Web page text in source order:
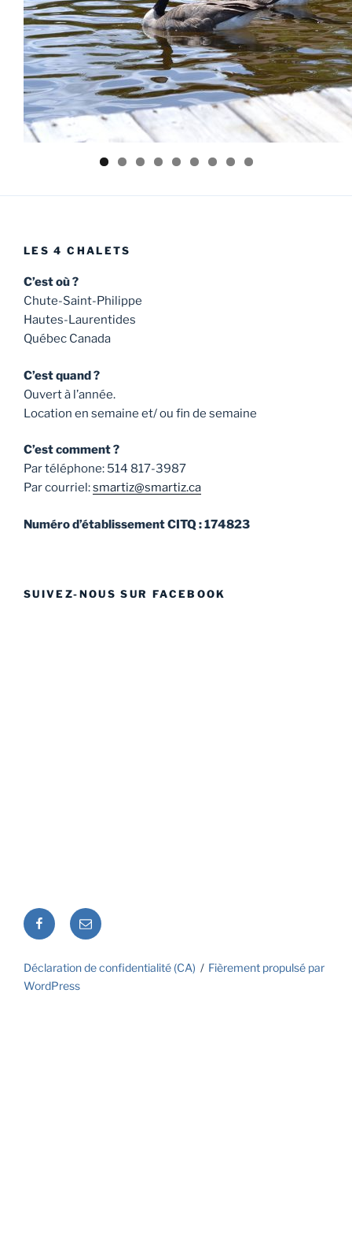
LES 4 CHALETS
C’est où ?
Chute-Saint-Philippe
Hautes-Laurentides
Québec Canada
C’est quand ?
Ouvert à l’année.
Location en semaine et/ ou fin de semaine
C’est comment ?
Par téléphone: 514 817-3987
Par courriel:smartiz@smartiz.ca
Numéro d’établissement CITQ : 174823
SUIVEZ-NOUS SUR FACEBOOK
FacebookCourriel
Déclaration de confidentialité (CA)
Fièrement propulsé par
WordPress